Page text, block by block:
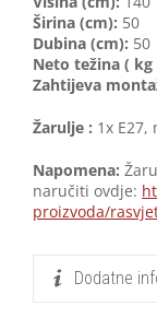
Širina (cm): 50
Dubina (cm): 50
Neto težina ( kg
Zahtijeva
Žarulje : 1x E27,
Napomena:
naručiti ovdje:
proizvoda/
Dodatne